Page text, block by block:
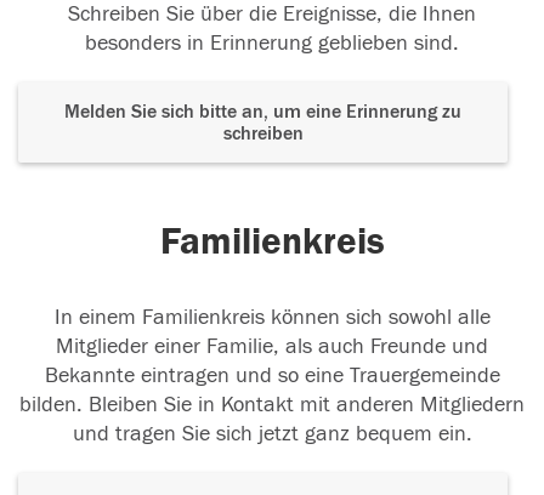
Schreiben Sie über die Ereignisse, die Ihnen
besonders in Erinnerung geblieben sind.
Melden Sie sich bitte an, um eine Erinnerung zu
schreiben
Familienkreis
In einem Familienkreis können sich sowohl alle
Mitglieder einer Familie, als auch Freunde und
Bekannte eintragen und so eine Trauergemeinde
bilden. Bleiben Sie in Kontakt mit anderen Mitgliedern
und tragen Sie sich jetzt ganz bequem ein.